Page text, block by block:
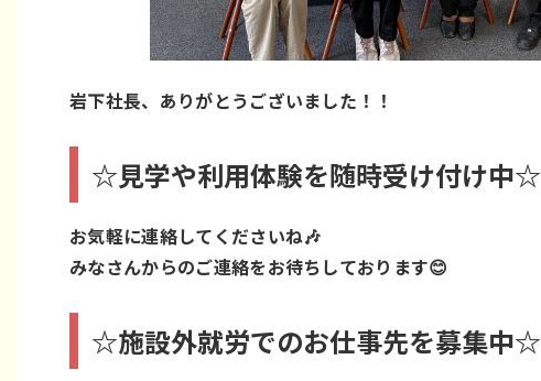
岩下社長、ありがとうございました！！
☆見学や利用体験を随時受け付け中☆
お気軽に連絡してくださいね🎶
みなさんからのご連絡をお待ちしております😊
☆施設外就労でのお仕事先を募集中☆